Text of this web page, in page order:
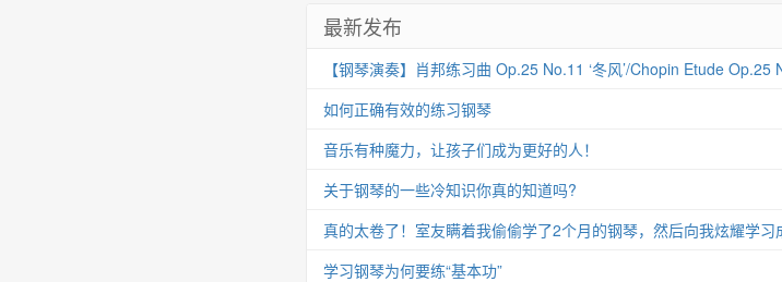
最新发布
【钢琴演奏】肖邦练习曲 Op.25 No.11 ‘冬风’/Chopin Etude Op.25
如何正确有效的练习钢琴
音乐有种魔力，让孩子们成为更好的人！
关于钢琴的一些冷知识你真的知道吗?
真的太卷了！室友瞒着我偷偷学了2个月的钢琴，然后向我炫耀学习
学习钢琴为何要练“基本功”